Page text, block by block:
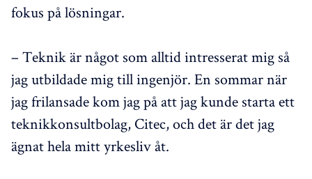
fokus på lösningar.
– Teknik är något som alltid intresserat mig så
jag utbildade mig till ingenjör. En sommar när
jag frilansade kom jag på att jag kunde starta ett
teknikkonsultbolag, Citec, och det är det jag
ägnat hela mitt yrkesliv åt.